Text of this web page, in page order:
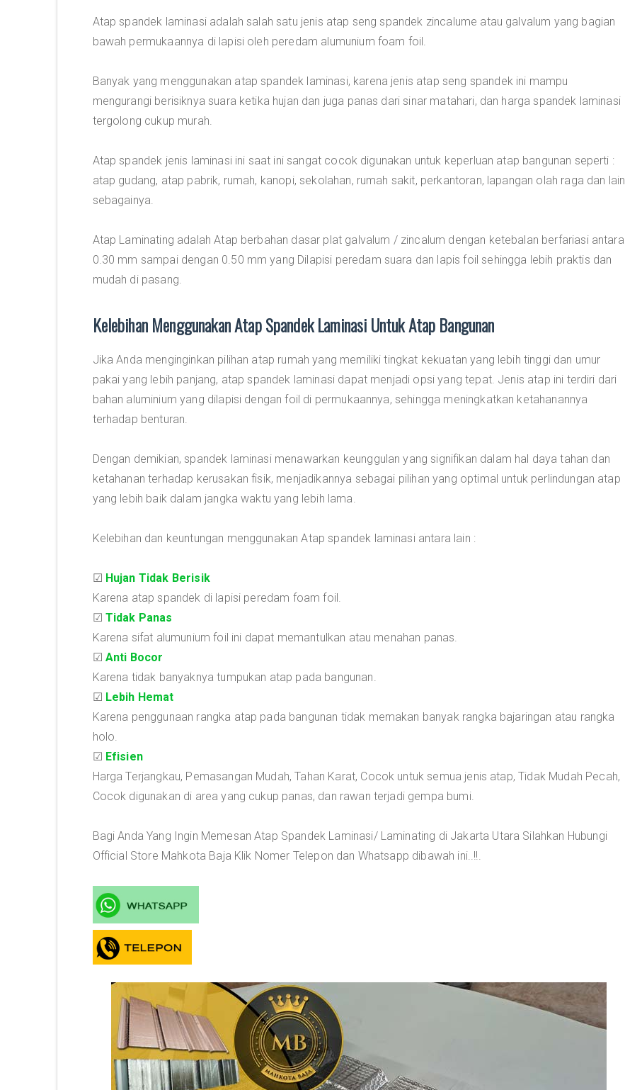
Atap spandek laminasi adalah salah satu jenis atap seng spandek zincalume atau galvalum yang bagian
bawah permukaannya di lapisi oleh peredam alumunium foam foil.
Banyak yang menggunakan atap spandek laminasi, karena jenis atap seng spandek ini mampu
mengurangi berisiknya suara ketika hujan dan juga panas dari sinar matahari, dan harga spandek laminasi
tergolong cukup murah.
Atap spandek jenis laminasi ini saat ini sangat cocok digunakan untuk keperluan atap bangunan seperti :
atap gudang, atap pabrik, rumah, kanopi, sekolahan, rumah sakit, perkantoran, lapangan olah raga dan lain
sebagainya.
Atap Laminating adalah Atap berbahan dasar plat galvalum / zincalum dengan ketebalan berfariasi antara
0.30 mm sampai dengan 0.50 mm yang Dilapisi peredam suara dan lapis foil sehingga lebih praktis dan
mudah di pasang.
Kelebihan Menggunakan Atap Spandek Laminasi Untuk Atap Bangunan
Jika Anda menginginkan pilihan atap rumah yang memiliki tingkat kekuatan yang lebih tinggi dan umur
pakai yang lebih panjang, atap spandek laminasi dapat menjadi opsi yang tepat. Jenis atap ini terdiri dari
bahan aluminium yang dilapisi dengan foil di permukaannya, sehingga meningkatkan ketahanannya
terhadap benturan.
Dengan demikian, spandek laminasi menawarkan keunggulan yang signifikan dalam hal daya tahan dan
ketahanan terhadap kerusakan fisik, menjadikannya sebagai pilihan yang optimal untuk perlindungan atap
yang lebih baik dalam jangka waktu yang lebih lama.
Kelebihan dan keuntungan menggunakan Atap spandek laminasi antara lain :
☑ Hujan Tidak Berisik
Karena atap spandek di lapisi peredam foam foil.
☑ Tidak Panas
Karena sifat alumunium foil ini dapat memantulkan atau menahan panas.
☑ Anti Bocor
Karena tidak banyaknya tumpukan atap pada bangunan.
☑ Lebih Hemat
Karena penggunaan rangka atap pada bangunan tidak memakan banyak rangka bajaringan atau rangka
holo.
☑ Efisien
Harga Terjangkau, Pemasangan Mudah, Tahan Karat, Cocok untuk semua jenis atap, Tidak Mudah Pecah,
Cocok digunakan di area yang cukup panas, dan rawan terjadi gempa bumi.
Bagi Anda Yang Ingin Memesan Atap Spandek Laminasi/ Laminating di Jakarta Utara Silahkan Hubungi
Official Store Mahkota Baja Klik Nomer Telepon dan Whatsapp dibawah ini..!!.